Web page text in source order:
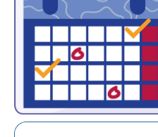
CONTATO
ENGENHEIRO EMPREENDEDOR
SEESP EDUCAÇÃO